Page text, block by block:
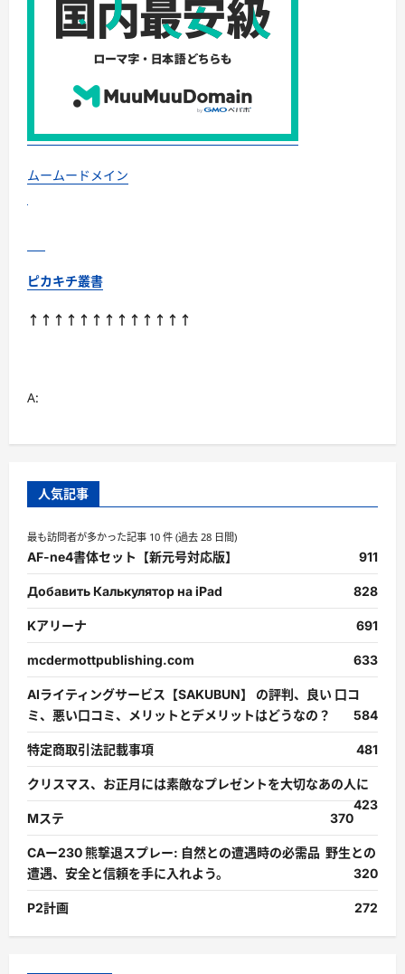
ムームードメイン
ピカキチ叢書
↑↑↑↑↑↑↑↑↑↑↑↑↑
A:
人気記事
最も訪問者が多かった記事 10 件 (過去 28 日間)
AF-ne4書体セット【新元号対応版】 911
Добавить Калькулятор на iPad 828
Kアリーナ 691
mcdermottpublishing.com 633
AIライティングサービス【SAKUBUN】 の評判、良い 口コ
ミ、悪い口コミ、メリットとデメリットはどうなの？
584
特定商取引法記載事項 481
クリスマス、お正月には素敵なプレゼントを大切なあの人に
423
Mステ
370
CAー230 熊撃退スプレー: 自然との遭遇時の必需品 野生との
遭遇、安全と信頼を手に入れよう。
320
P2計画 272